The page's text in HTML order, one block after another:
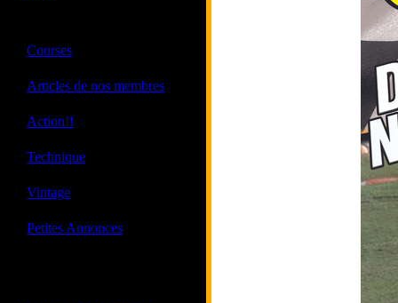
Courses
Articles de nos membres
Action!!
Technique
Vintage
Petites Annonces